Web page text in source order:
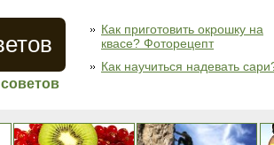
Как приготовить окрошку на
квасе? Фоторецепт
Как научиться надевать